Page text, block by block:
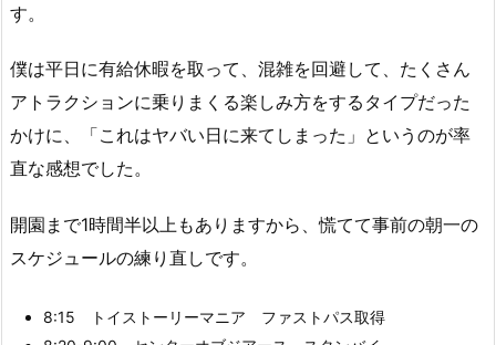
す。
僕は平日に有給休暇を取って、混雑を回避して、たくさん
アトラクションに乗りまくる楽しみ方をするタイプだった
かけに、「これはヤバい日に来てしまった」というのが率
直な感想でした。
開園まで1時間半以上もありますから、慌てて事前の朝一の
スケジュールの練り直しです。
8:15 トイストーリーマニア ファストパス取得